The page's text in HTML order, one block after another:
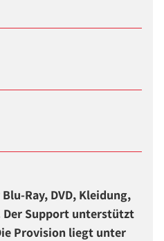
Ray, DVD, Kleidung,
Der Support unterstützt
Provision liegt unter